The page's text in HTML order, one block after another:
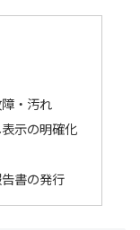
・汚れ
示の明確化
書の発行